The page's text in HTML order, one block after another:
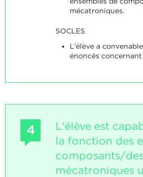
mécatroniques.
SOCLES
L'élève a
énoncés
4
L'élève est
la fonction des
composants/
mécatroniques